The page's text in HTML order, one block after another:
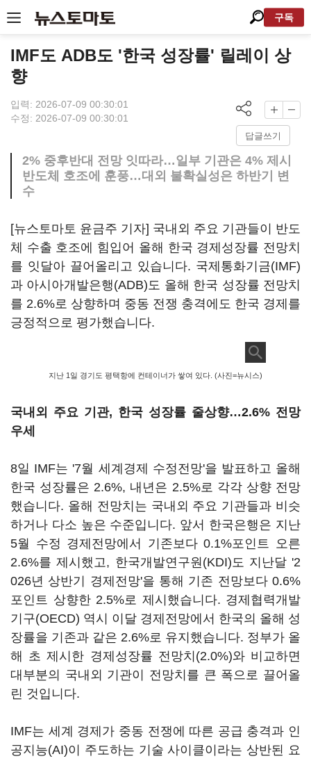
구독
IMF도 ADB도 '한국 성장률' 릴레이 상
향
입력: 2026-07-09 00:30:01
수정: 2026-07-09 00:30:01
답글쓰기
2% 중후반대 전망 잇따라…일부 기관은 4% 제시
반도체 호조에 훈풍…대외 불확실성은 하반기 변
수
[뉴스토마토 윤금주 기자] 국내외 주요 기관들이 반도
체 수출 호조에 힘입어 올해 한국 경제성장률 전망치
를 잇달아 끌어올리고 있습니다. 국제통화기금(IMF)
과 아시아개발은행(ADB)도 올해 한국 성장률 전망치
를 2.6%로 상향하며 중동 전쟁 충격에도 한국 경제를
긍정적으로 평가했습니다.
지난 1일 경기도 평택항에 컨테이너가 쌓여 있다. (사진=뉴시스)
국내외 주요 기관, 한국 성장률 줄상향…2.6% 전망
우세
8일 IMF는 '7월 세계경제 수정전망'을 발표하고 올해
한국 성장률은 2.6%, 내년은 2.5%로 각각 상향 전망
했습니다. 올해 전망치는 국내외 주요 기관들과 비슷
하거나 다소 높은 수준입니다. 앞서 한국은행은 지난
5월 수정 경제전망에서 기존보다 0.1%포인트 오른
2.6%를 제시했고, 한국개발연구원(KDI)도 지난달 '2
026년 상반기 경제전망'을 통해 기존 전망보다 0.6%
포인트 상향한 2.5%로 제시했습니다. 경제협력개발
기구(OECD) 역시 이달 경제전망에서 한국의 올해 성
장률을 기존과 같은 2.6%로 유지했습니다. 정부가 올
해 초 제시한 경제성장률 전망치(2.0%)와 비교하면
대부분의 국내외 기관이 전망치를 큰 폭으로 끌어올
린 것입니다.
IMF는 세계 경제가 중동 전쟁에 따른 공급 충격과 인
공지능(AI)이 주도하는 기술 사이클이라는 상반된 요